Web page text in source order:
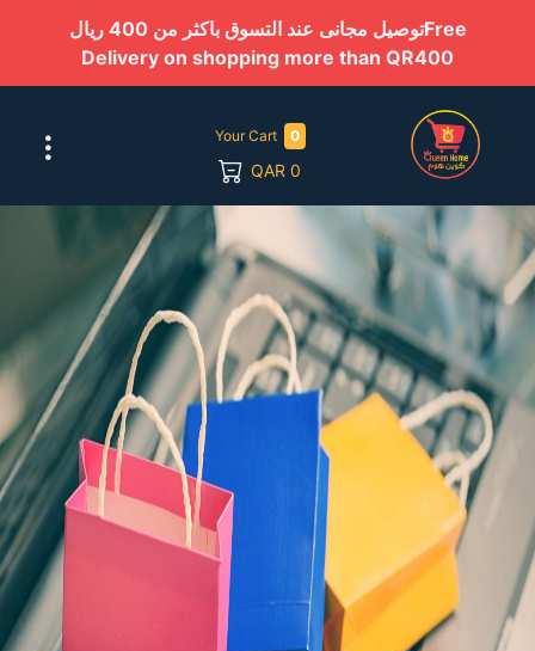
توصيل مجانى عند التسوق باكثر من 400 ريالFree
Delivery on shopping more than QR400
Your Cart 0
QAR0